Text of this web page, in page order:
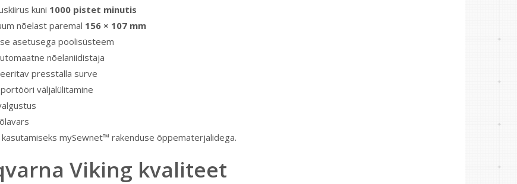
kuni 1000 pistet minutis
nõelast paremal 156 × 107 mm
asetusega poolisüsteem
nõelaniidistaja
presstalla surve
väljalülitamine
kasutamiseks mySewnet™ rakenduse õppematerjalidega.
Viking kvaliteet